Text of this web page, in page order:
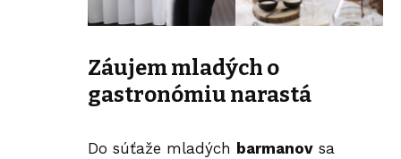
Záujem mladých o
gastronómiu narastá
Do súťaže mladých barmanov sa